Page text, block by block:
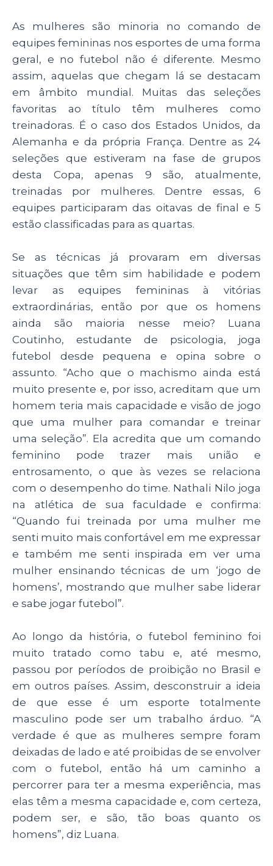
As mulheres são minoria no comando de
equipes femininas nos esportes de uma forma
geral, e no futebol não é diferente. Mesmo
assim, aquelas que chegam lá se destacam
em âmbito mundial. Muitas das seleções
favoritas ao título têm mulheres como
treinadoras. É o caso dos Estados Unidos, da
Alemanha e da própria França. Dentre as 24
seleções que estiveram na fase de grupos
desta Copa, apenas 9 são, atualmente,
treinadas por mulheres. Dentre essas, 6
equipes participaram das oitavas de final e 5
estão classificadas para as quartas.
Se as técnicas já provaram em diversas
situações que têm sim habilidade e podem
levar as equipes femininas à vitórias
extraordinárias, então por que os homens
ainda são maioria nesse meio? Luana
Coutinho, estudante de psicologia, joga
futebol desde pequena e opina sobre o
assunto. “Acho que o machismo ainda está
muito presente e, por isso, acreditam que um
homem teria mais capacidade e visão de jogo
que uma mulher para comandar e treinar
uma seleção”. Ela acredita que um comando
feminino pode trazer mais união e
entrosamento, o que às vezes se relaciona
com o desempenho do time. Nathali Nilo joga
na atlética de sua faculdade e confirma:
“Quando fui treinada por uma mulher me
senti muito mais confortável em me expressar
e também me senti inspirada em ver uma
mulher ensinando técnicas de um ‘jogo de
homens’, mostrando que mulher sabe liderar
e sabe jogar futebol”.
Ao longo da história, o futebol feminino foi
muito tratado como tabu e, até mesmo,
passou por períodos de proibição no Brasil e
em outros países. Assim, desconstruir a ideia
de que esse é um esporte totalmente
masculino pode ser um trabalho árduo. “A
verdade é que as mulheres sempre foram
deixadas de lado e até proibidas de se envolver
com o futebol, então há um caminho a
percorrer para ter a mesma experiência, mas
elas têm a mesma capacidade e, com certeza,
podem ser, e são, tão boas quanto os
homens”, diz Luana.